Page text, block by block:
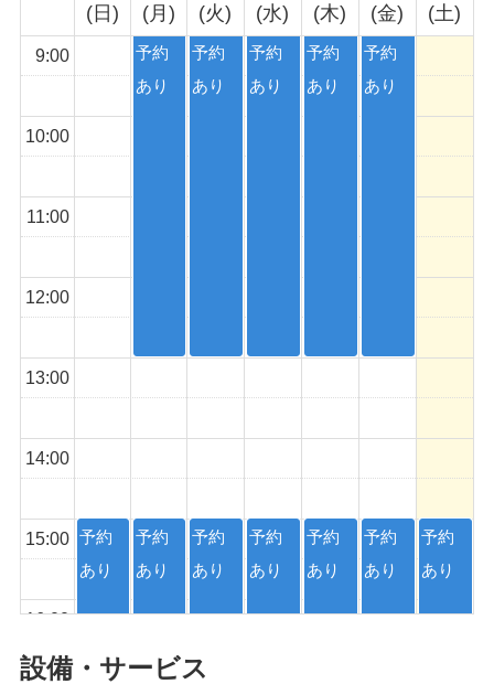
(日)
(月)
(火)
(水)
(木)
(金)
(土)
9:00
10:00
11:00
12:00
13:00
14:00
15:00
16:00
予約
あり
予約
あり
予約
あり
予約
あり
予約
あり
予約
あり
予約
あり
予約
あり
予約
あり
予約
あり
予約
あり
予約
あり
設備・サービス